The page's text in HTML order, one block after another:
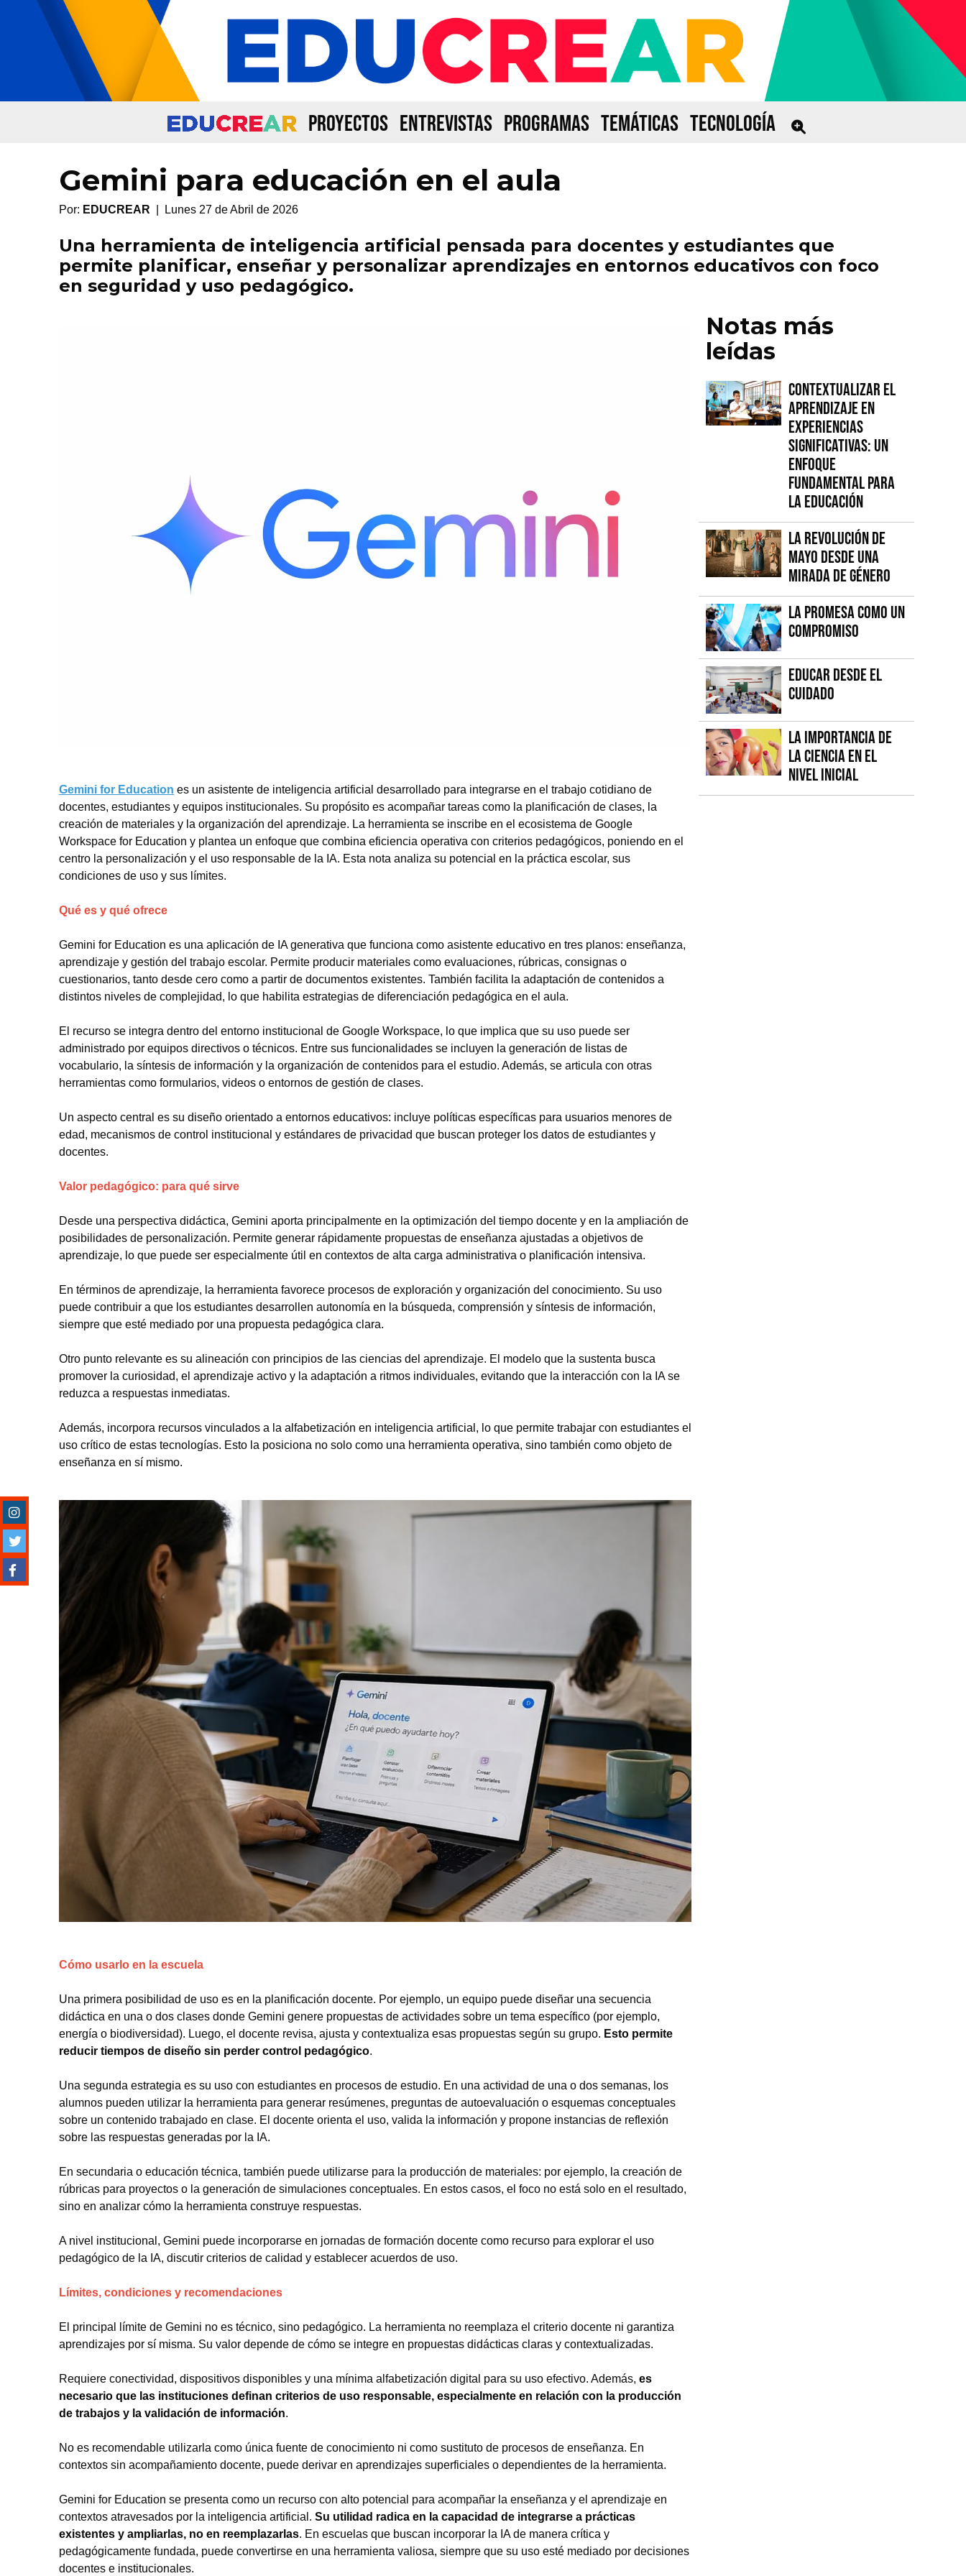
Tipea lo que deseas buscar y luego pulsa Enter:
PROYECTOS ENTREVISTAS PROGRAMAS TEMÁTICAS TECNOLOGÍA
Gemini para educación en el aula
Por: EDUCREAR | Lunes 27 de Abril de 2026
Una herramienta de inteligencia artificial pensada para docentes y estudiantes que
permite planificar, enseñar y personalizar aprendizajes en entornos educativos con foco
en seguridad y uso pedagógico.
Gemini for Education es un asistente de inteligencia artificial desarrollado para integrarse en el trabajo cotidiano de
docentes, estudiantes y equipos institucionales. Su propósito es acompañar tareas como la planificación de clases, la
creación de materiales y la organización del aprendizaje. La herramienta se inscribe en el ecosistema de Google
Workspace for Education y plantea un enfoque que combina eficiencia operativa con criterios pedagógicos, poniendo en el
centro la personalización y el uso responsable de la IA. Esta nota analiza su potencial en la práctica escolar, sus
condiciones de uso y sus límites.
Qué es y qué ofrece
Gemini for Education es una aplicación de IA generativa que funciona como asistente educativo en tres planos: enseñanza,
aprendizaje y gestión del trabajo escolar. Permite producir materiales como evaluaciones, rúbricas, consignas o
cuestionarios, tanto desde cero como a partir de documentos existentes. También facilita la adaptación de contenidos a
distintos niveles de complejidad, lo que habilita estrategias de diferenciación pedagógica en el aula.
El recurso se integra dentro del entorno institucional de Google Workspace, lo que implica que su uso puede ser
administrado por equipos directivos o técnicos. Entre sus funcionalidades se incluyen la generación de listas de
vocabulario, la síntesis de información y la organización de contenidos para el estudio. Además, se articula con otras
herramientas como formularios, videos o entornos de gestión de clases.
Un aspecto central es su diseño orientado a entornos educativos: incluye políticas específicas para usuarios menores de
edad, mecanismos de control institucional y estándares de privacidad que buscan proteger los datos de estudiantes y
docentes.
Valor pedagógico: para qué sirve
Desde una perspectiva didáctica, Gemini aporta principalmente en la optimización del tiempo docente y en la ampliación de
posibilidades de personalización. Permite generar rápidamente propuestas de enseñanza ajustadas a objetivos de
aprendizaje, lo que puede ser especialmente útil en contextos de alta carga administrativa o planificación intensiva.
En términos de aprendizaje, la herramienta favorece procesos de exploración y organización del conocimiento. Su uso
puede contribuir a que los estudiantes desarrollen autonomía en la búsqueda, comprensión y síntesis de información,
siempre que esté mediado por una propuesta pedagógica clara.
Otro punto relevante es su alineación con principios de las ciencias del aprendizaje. El modelo que la sustenta busca
promover la curiosidad, el aprendizaje activo y la adaptación a ritmos individuales, evitando que la interacción con la IA se
reduzca a respuestas inmediatas.
Además, incorpora recursos vinculados a la alfabetización en inteligencia artificial, lo que permite trabajar con estudiantes el
uso crítico de estas tecnologías. Esto la posiciona no solo como una herramienta operativa, sino también como objeto de
enseñanza en sí mismo.
Cómo usarlo en la escuela
Una primera posibilidad de uso es en la planificación docente. Por ejemplo, un equipo puede diseñar una secuencia
didáctica en una o dos clases donde Gemini genere propuestas de actividades sobre un tema específico (por ejemplo,
energía o biodiversidad). Luego, el docente revisa, ajusta y contextualiza esas propuestas según su grupo. Esto permite
reducir tiempos de diseño sin perder control pedagógico.
Una segunda estrategia es su uso con estudiantes en procesos de estudio. En una actividad de una o dos semanas, los
alumnos pueden utilizar la herramienta para generar resúmenes, preguntas de autoevaluación o esquemas conceptuales
sobre un contenido trabajado en clase. El docente orienta el uso, valida la información y propone instancias de reflexión
sobre las respuestas generadas por la IA.
En secundaria o educación técnica, también puede utilizarse para la producción de materiales: por ejemplo, la creación de
rúbricas para proyectos o la generación de simulaciones conceptuales. En estos casos, el foco no está solo en el resultado,
sino en analizar cómo la herramienta construye respuestas.
A nivel institucional, Gemini puede incorporarse en jornadas de formación docente como recurso para explorar el uso
pedagógico de la IA, discutir criterios de calidad y establecer acuerdos de uso.
Límites, condiciones y recomendaciones
El principal límite de Gemini no es técnico, sino pedagógico. La herramienta no reemplaza el criterio docente ni garantiza
aprendizajes por sí misma. Su valor depende de cómo se integre en propuestas didácticas claras y contextualizadas.
Requiere conectividad, dispositivos disponibles y una mínima alfabetización digital para su uso efectivo. Además, es
necesario que las instituciones definan criterios de uso responsable, especialmente en relación con la producción
de trabajos y la validación de información.
No es recomendable utilizarla como única fuente de conocimiento ni como sustituto de procesos de enseñanza. En
contextos sin acompañamiento docente, puede derivar en aprendizajes superficiales o dependientes de la herramienta.
Gemini for Education se presenta como un recurso con alto potencial para acompañar la enseñanza y el aprendizaje en
contextos atravesados por la inteligencia artificial. Su utilidad radica en la capacidad de integrarse a prácticas
existentes y ampliarlas, no en reemplazarlas. En escuelas que buscan incorporar la IA de manera crítica y
pedagógicamente fundada, puede convertirse en una herramienta valiosa, siempre que su uso esté mediado por decisiones
docentes e institucionales.
Notas más
leídas
Contextualizar el
Aprendizaje en
Experiencias
Significativas: Un
Enfoque
fundamental para
la Educación
La Revolución de
Mayo desde una
mirada de género
La promesa como un
compromiso
Educar desde el
cuidado
La importancia de
la Ciencia en el
Nivel Inicial